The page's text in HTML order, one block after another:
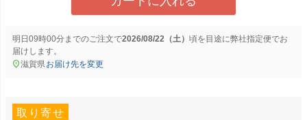
明日 09時00分までのご注文で2026/08/22（土） に弊社指定便でお
届けします。
滋賀県お届け先を変更
取り寄せ